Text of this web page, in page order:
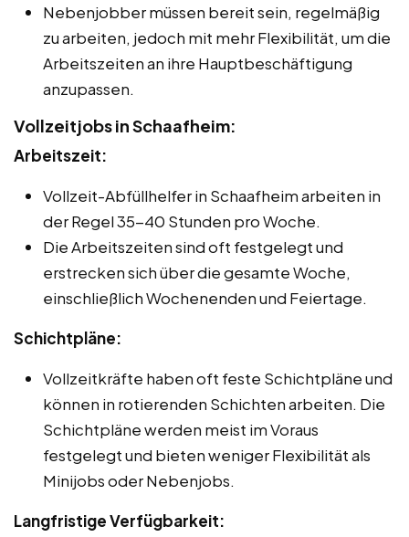
Nebenjobber müssen bereit sein, regelmäßig
zu arbeiten, jedoch mit mehr Flexibilität, um die
Arbeitszeiten an ihre Hauptbeschäftigung
anzupassen.
Vollzeitjobs in Schaafheim:
Arbeitszeit:
Vollzeit-Abfüllhelfer in Schaafheim arbeiten in
der Regel 35-40 Stunden pro Woche.
Die Arbeitszeiten sind oft festgelegt und
erstrecken sich über die gesamte Woche,
einschließlich Wochenenden und Feiertage.
Schichtpläne:
Vollzeitkräfte haben oft feste Schichtpläne und
können in rotierenden Schichten arbeiten. Die
Schichtpläne werden meist im Voraus
festgelegt und bieten weniger Flexibilität als
Minijobs oder Nebenjobs.
Langfristige Verfügbarkeit: